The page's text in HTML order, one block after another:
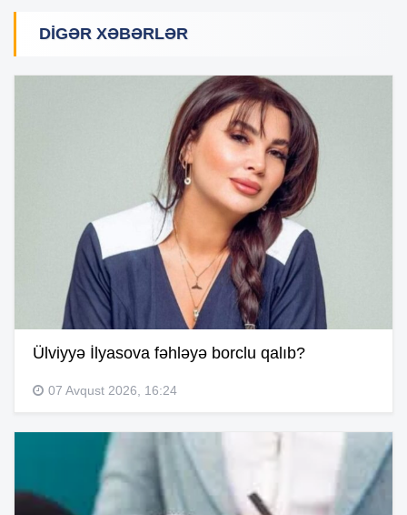
DIGƏR XƏBƏRLƏR
Ülviyyə İlyasova fəhləyə borclu qalıb?
07 Avqust 2026, 16:24